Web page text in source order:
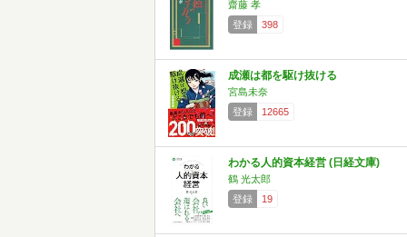
齋藤 孝
登録
398
成瀬は都を駆け抜ける
宮島未奈
登録
12665
わかる人的資本経営 (日経文庫)
鶴 光太郎
登録
19